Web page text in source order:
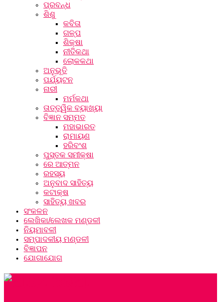
ପ୍ରବନ୍ଧ
ଶିଶୁ
କବିତା
ଗଳ୍ପ
ଶିକ୍ଷା
ନୀତିକଥା
ଲୋକକଥା
ଅନୁଭୂତି
ପର୍ଯ୍ୟଟନ
ନାରୀ
ମର୍ମକଥା
ତାତ୍ତ୍ୱିକ ବ୍ୟାଖ୍ୟା
ବିଜ୍ଞାନ ସମ୍ମତ
ମହାଭାରତ
ରାମାୟଣ
ହରିବଂଶ
ପୁସ୍ତକ ସମୀକ୍ଷା
ରେ ଆତ୍ମନ
ରହସ୍ୟ
ଅନୁବାଦ ସାହିତ୍ୟ
କଟାକ୍ଷ
ସାହିତ୍ୟ ଖବର
ସଂକଳନ
ଲେଖିକା/ଲେଖକ ମଣ୍ଡଳୀ
ନିୟମାବଳୀ
ସମ୍ପାଦକୀୟ ମଣ୍ଡଳୀ
ବିଜ୍ଞାପନ
ଯୋଗାଯୋଗ